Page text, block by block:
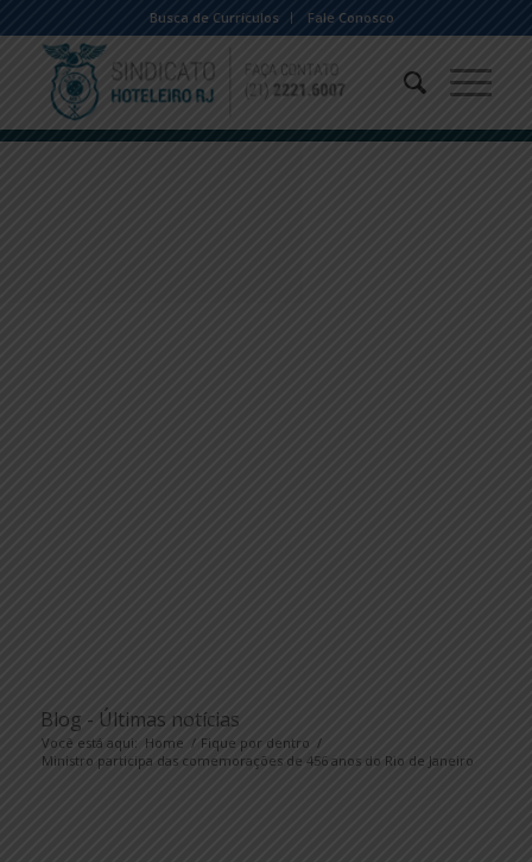
Busca de Currículos Fale Conosco
Blog - Últimas notícias
Você está aqui: Home / Fique por dentro /
Ministro participa das comemorações de 456 anos do Rio de Janeiro